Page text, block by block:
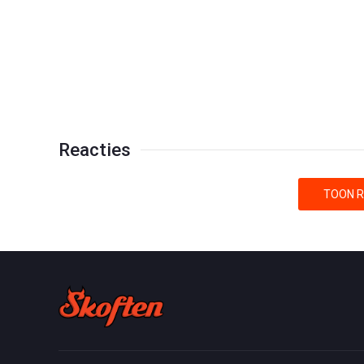
Reacties
TOON